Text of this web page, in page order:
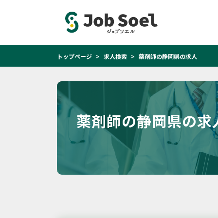
トップページ 求人検索 薬剤師の静岡県の求人
薬剤師の静岡県の求